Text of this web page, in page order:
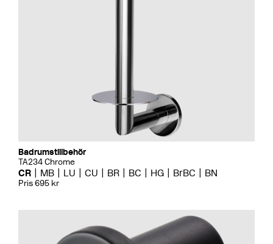
Badrumstillbehör
TA234 Chrome
CR MB LU CU BR BC HG BrBC BN
Pris 695 kr